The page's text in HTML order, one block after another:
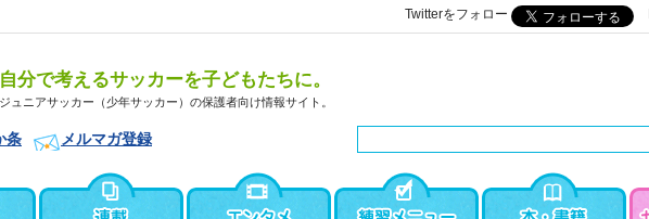
Twitterをフォロー
自分で考えるサッカーを子どもたちに。
ジュニアサッカー（少年サッカー）の保護者向け情報サイト。
条 メルマガ登録